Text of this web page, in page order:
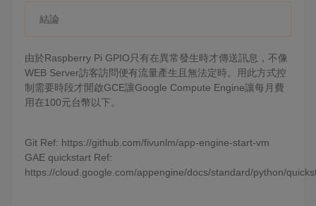
結論
由於Raspberry Pi GPIO只有在異常發生時才傳送訊息，不像
WEB Server訪客訪問便有流量產生且無法定時。用此方式控
制需要時段才開啟GCE讓Google Compute Engine讓每月費
用在100元台幣以下。
Git Ref: https://github.com/fivunlm/app-engine-start-vm
GAE quickstart Ref:
https://cloud.google.com/appengine/docs/standard/python/